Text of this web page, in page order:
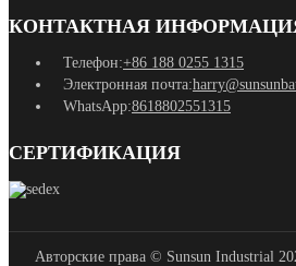
КОНТАКТНАЯ
Телефон:+86 188 0255 1315
Электронная почта:
WhatsApp:8618802551315
СЕРТИФИКАЦИЯ
Авторские права © Sunsun Industrial